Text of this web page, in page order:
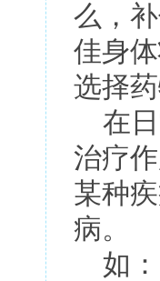
么，
佳身体
选择
在日
治疗
某种
病。
如：